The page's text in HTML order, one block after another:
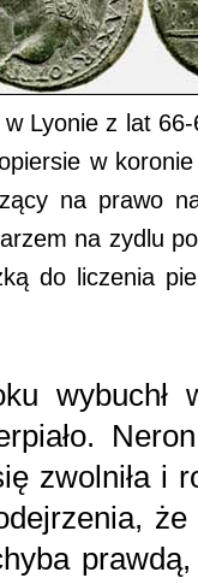
Lyonie z lat
w
na prawo
na zydlu
do liczenia
wybuchł
zwolniła i
prawdą,